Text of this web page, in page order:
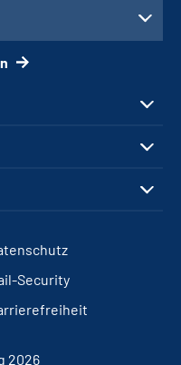
Security
2026